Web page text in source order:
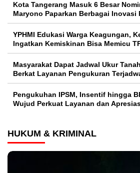
Kota Tangerang Masuk 6 Besar
Maryono Paparkan Berbagai Inovasi
YPHMI Edukasi Warga Keagungan,
Ingatkan Kemiskinan Bisa Memicu
Masyarakat Dapat Jadwal Ukur
Berkat Layanan Pengukuran
Pengukuhan IPSM, Insentif hingga
Wujud Perkuat Layanan dan
HUKUM & KRIMINAL